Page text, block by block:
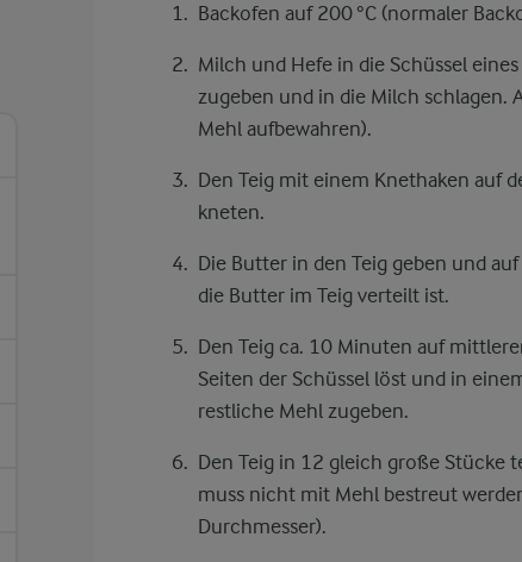
Backofen auf 200 °C (normaler
Milch und Hefe in die Schüssel
zugeben und in die Milch schlagen.
Mehl aufbewahren).
Den Teig mit einem Knethaken auf
kneten.
Die Butter in den Teig geben und
die Butter im Teig verteilt ist.
Den Teig ca. 10 Minuten auf
Seiten der Schüssel löst und in
restliche Mehl zugeben.
Den Teig in 12 gleich große Stücke
muss nicht mit Mehl bestreut
Durchmesser).